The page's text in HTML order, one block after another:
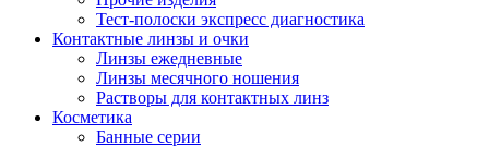
Тест-полоски экспресс диагностика
Контактные линзы и очки
Линзы ежедневные
Линзы месячного ношения
Растворы для контактных линз
Косметика
Банные серии